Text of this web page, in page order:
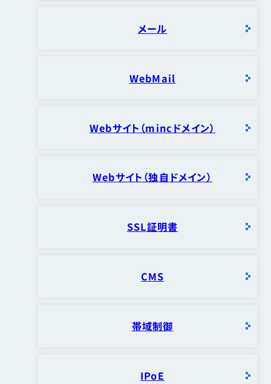
メール
WebMail
Webサイト（mincドメイン）
Webサイト（独自ドメイン）
SSL証明書
CMS
帯域制御
IPoE